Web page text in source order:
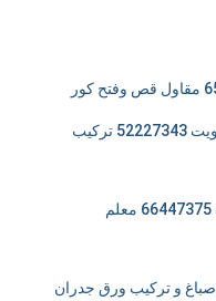
فني تركيب شتر يدوي وكهربائي الكويت 52227343 تركيب
فني تركيب باركيه سيراميك الكويت 66447375 معلم